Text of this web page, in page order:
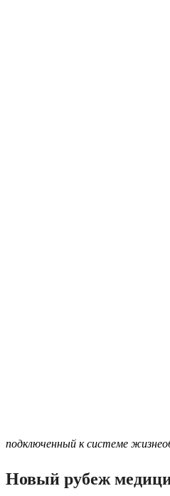
подключенный к системе
Новый рубеж